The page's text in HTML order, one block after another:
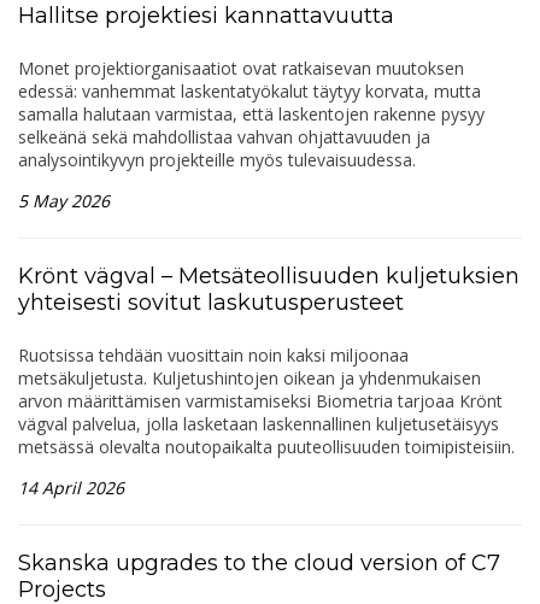
Hallitse projektiesi kannattavuutta
Monet projektiorganisaatiot ovat ratkaisevan muutoksen
edessä: vanhemmat laskentatyökalut täytyy korvata, mutta
samalla halutaan varmistaa, että laskentojen rakenne pysyy
selkeänä sekä mahdollistaa vahvan ohjattavuuden ja
analysointikyvyn projekteille myös tulevaisuudessa.
5 May 2026
Krönt vägval – Metsäteollisuuden kuljetuksien
yhteisesti sovitut laskutusperusteet
Ruotsissa tehdään vuosittain noin kaksi miljoonaa
metsäkuljetusta. Kuljetushintojen oikean ja yhdenmukaisen
arvon määrittämisen varmistamiseksi Biometria tarjoaa Krönt
vägval palvelua, jolla lasketaan laskennallinen kuljetusetäisyys
metsässä olevalta noutopaikalta puuteollisuuden toimipisteisiin.
14 April 2026
Skanska upgrades to the cloud version of C7
Projects